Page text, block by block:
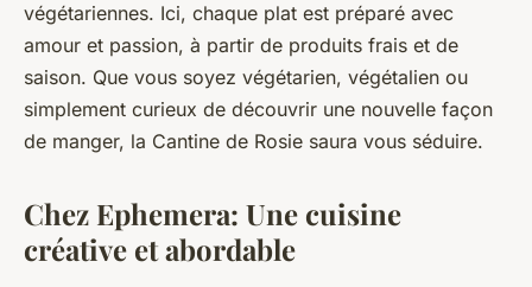
végétariennes. Ici, chaque plat est préparé avec
amour et passion, à partir de produits frais et de
saison. Que vous soyez végétarien, végétalien ou
simplement curieux de découvrir une nouvelle façon
de manger, la Cantine de Rosie saura vous séduire.
Chez Ephemera: Une cuisine
créative et abordable